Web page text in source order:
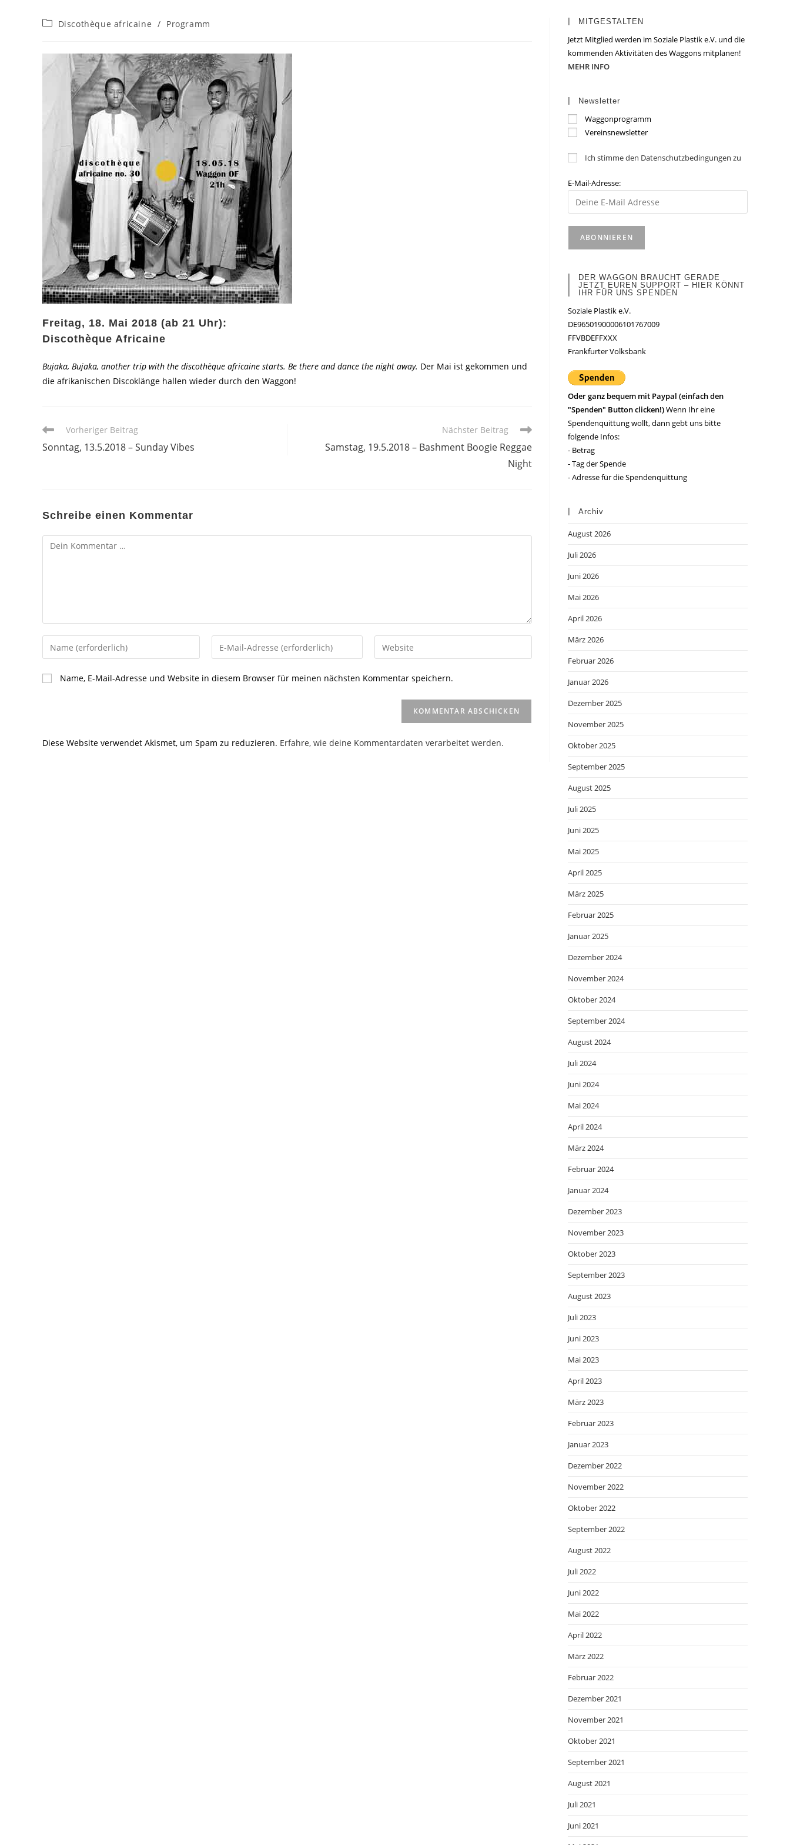
Beitrags-
Discothèque africaine / Programm
Freitag, 18. Mai 2018 (ab 21 Uhr):
Discothèque Africaine
Bujaka, Bujaka, another trip with the discothèque africaine starts. Be there and dance the night away. Der Mai ist gekommen und
die afrikanischen Discoklänge hallen wieder durch den Waggon!
Weitere
ansehen
Vorheriger Beitrag
Sonntag, 13.5.2018 – Sunday Vibes
Nächster Beitrag
Samstag, 19.5.2018 – Bashment Boogie Reggae
Night
Schreibe einen Kommentar
Kommentar
Gib
deinen
Namen
oder
ein
Gib
deine
ein
Gib
deine
Name, E-Mail-Adresse und Website in diesem Browser für meinen nächsten Kommentar speichern.
Diese Website verwendet Akismet, um Spam zu reduzieren. Erfahre, wie deine Kommentardaten verarbeitet werden.
MITGESTALTEN
Jetzt Mitglied werden im Soziale Plastik e.V. und die
kommenden Aktivitäten des Waggons mitplanen!
MEHR INFO
Newsletter
Waggonprogramm
Vereinsnewsletter
Ich stimme den Datenschutzbedingungen zu
E-Mail-Adresse:
DER WAGGON BRAUCHT GERADE
JETZT EUREN SUPPORT – HIER KÖNNT
IHR FÜR UNS SPENDEN
Soziale Plastik e.V.
DE96501900006101767009
FFVBDEFFXXX
Frankfurter Volksbank
Oder ganz bequem mit Paypal (einfach den
"Spenden" Button clicken!)Wenn Ihr eine
Spendenquittung wollt, dann gebt uns bitte
folgende Infos:
- Betrag
- Tag der Spende
- Adresse für die Spendenquittung
Archiv
August 2026
Juli 2026
Juni 2026
Mai 2026
April 2026
März 2026
Februar 2026
Januar 2026
Dezember 2025
November 2025
Oktober 2025
September 2025
August 2025
Juli 2025
Juni 2025
Mai 2025
April 2025
März 2025
Februar 2025
Januar 2025
Dezember 2024
November 2024
Oktober 2024
September 2024
August 2024
Juli 2024
Juni 2024
Mai 2024
April 2024
März 2024
Februar 2024
Januar 2024
Dezember 2023
November 2023
Oktober 2023
September 2023
August 2023
Juli 2023
Juni 2023
Mai 2023
April 2023
März 2023
Februar 2023
Januar 2023
Dezember 2022
November 2022
Oktober 2022
September 2022
August 2022
Juli 2022
Juni 2022
Mai 2022
April 2022
März 2022
Februar 2022
Dezember 2021
November 2021
Oktober 2021
September 2021
August 2021
Juli 2021
Juni 2021